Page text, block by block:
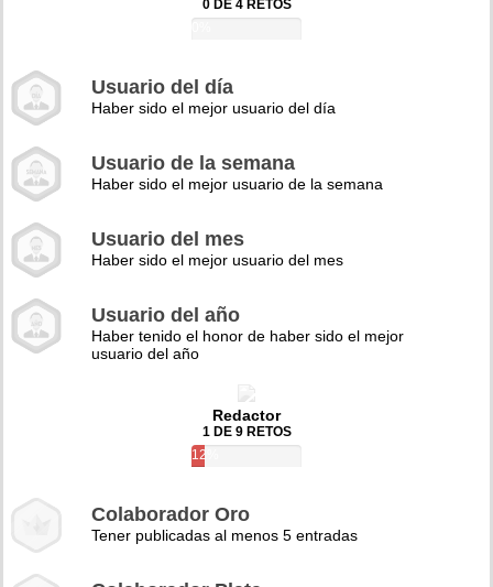
0 DE 4 RETOS
Usuario del día
Haber sido el mejor usuario del día
Usuario de la semana
Haber sido el mejor usuario de la semana
Usuario del mes
Haber sido el mejor usuario del mes
Usuario del año
Haber tenido el honor de haber sido el mejor
usuario del año
Redactor
1 DE 9 RETOS
12%
Colaborador Oro
Tener publicadas al menos 5 entradas